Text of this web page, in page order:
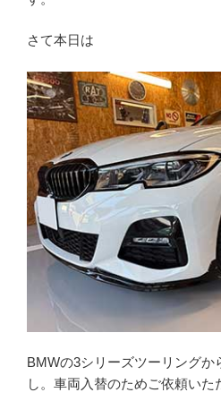
さて本日は
BMWの3シリーズツーリングか
し。車両入替のためご依頼いた